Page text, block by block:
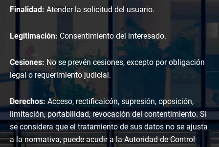
Finalidad: Atender la solicitud del usuario.
Legitimación: Consentimiento del interesado.
Cesiones: No se prevén cesiones, excepto por obligación
legal o requerimiento judicial.
Derechos: Acceso, rectificaicón, supresión, oposición,
limitación, portabilidad, revocación del contentimiento. Si
se considera que el tratamiento de sus datos no se ajusta
a la normativa, puede acudir a la Autoridad de Control